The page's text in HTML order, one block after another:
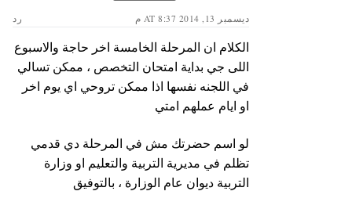
ديسمبر 13, 2014 AT 8:37 م رد
الكلام ان المرحلة الخامسة اخر حاجة والاسبوع
اللى جي بداية امتحان التخصص ، ممكن تسالي
في اللجنه نفسها اذا ممكن تروحي اي يوم اخر
او ايام عملهم امتي
لو اسم حضرتك مش في المرحلة دي قدمي
تظلم في مديرية التربية والتعليم او وزارة
التربية ديوان عام الوزارة ، بالتوفيق